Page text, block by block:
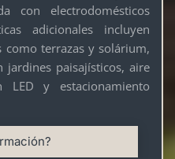
con electrodomésticos
adicionales incluyen
como terrazas y solárium,
jardines paisajísticos, aire
LED y estacionamiento